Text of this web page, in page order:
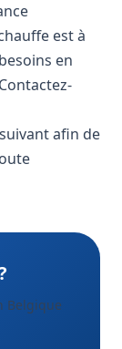
est à
en
afin de
Belgique